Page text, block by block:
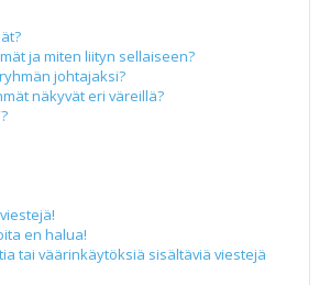
ja miten liityn sellaiseen?
johtajaksi?
näkyvät eri väreillä?
en halua!
tai väärinkäytöksiä sisältäviä viestejä